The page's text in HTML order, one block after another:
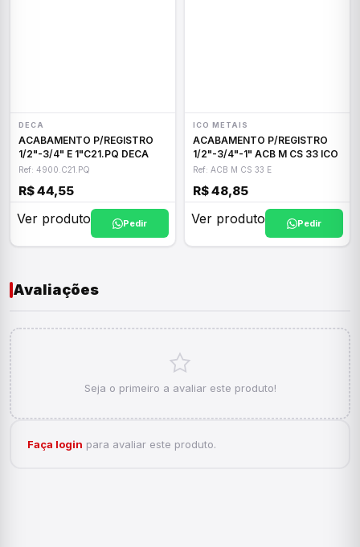
DECA
ACABAMENTO P/REGISTRO
1/2"-3/4" E 1"C21.PQ DECA
Ref: 4900.C21.PQ
R$ 44,55
Ver produto Pedir
ICO METAIS
ACABAMENTO P/REGISTRO
1/2"-3/4"-1" ACB M CS 33 ICO
Ref: ACB M CS 33 E
R$ 48,85
Ver produto Pedir
Avaliações
Seja o primeiro a avaliar este produto!
Faça login para avaliar este produto.